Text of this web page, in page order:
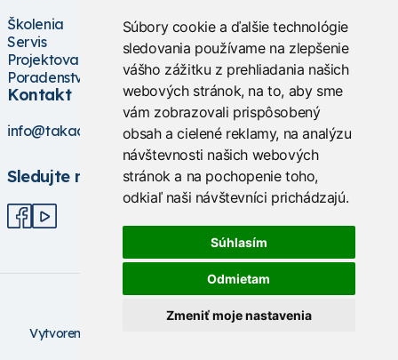
Súbory cookie a ďalšie technológie
sledovania používame na zlepšenie
vášho zážitku z prehliadania našich
webových stránok, na to, aby sme
vám zobrazovali prispôsobený
obsah a cielené reklamy, na analýzu
návštevnosti našich webových
stránok a na pochopenie toho,
odkiaľ naši návštevníci prichádzajú.
Súhlasím
Odmietam
Zmeniť moje nastavenia
Školenia
Servis
Projektovanie
Poradenstvo
Kontakt
info@takacs.sk
Sledujte nás
Vytvorené na technológii BarIS .NET